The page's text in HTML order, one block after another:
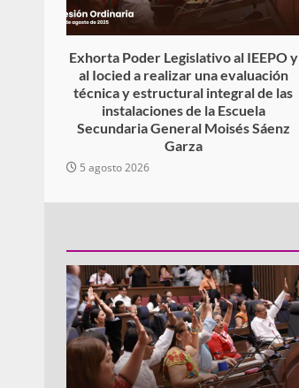
Exhorta Poder Legislativo al IEEPO y
al Iocied a realizar una evaluación
técnica y estructural integral de las
instalaciones de la Escuela
Secundaria General Moisés Sáenz
Garza
5 agosto 2026